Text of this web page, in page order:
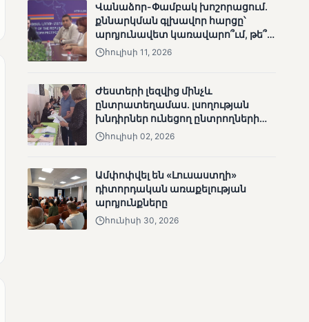
Փամբակ գետում
անհետացած
անչափահասների
որոնողական
Մատչելի
ընտրություններ՝ դեռևս
չլուծված խնդիրներով.
«Լուսաստղի»
Վանաձոր-Փամբակ խոշորացում.
քննարկման գլխավոր հարցը՝
արդյունավետ կառավարո՞ւմ, թե՞
քաղաքական նպատակ
հուլիսի 11, 2026
Ժեստերի լեզվից մինչև
ընտրատեղամաս. լսողության
խնդիրներ ունեցող ընտրողների
ճանապարհը
հուլիսի 02, 2026
Ամփոփվել են «Լուսաստղի»
դիտորդական առաքելության
արդյունքները
հունիսի 30, 2026